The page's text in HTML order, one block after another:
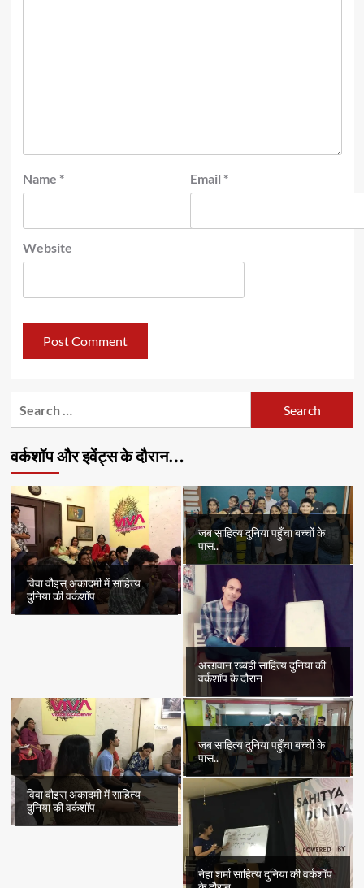
Name * Email *
Website
वर्कशॉप और इवेंट्स के दौरान…
विवा वौइस् अकादमी में साहित्य
दुनिया की वर्कशॉप
जब साहित्य दुनिया पहुँचा बच्चों के
पास..
अरग़वान रब्बही साहित्य दुनिया की
वर्कशॉप के दौरान
विवा वौइस् अकादमी में साहित्य
दुनिया की वर्कशॉप
जब साहित्य दुनिया पहुँचा बच्चों के
पास..
नेहा शर्मा साहित्य दुनिया की वर्कशॉप